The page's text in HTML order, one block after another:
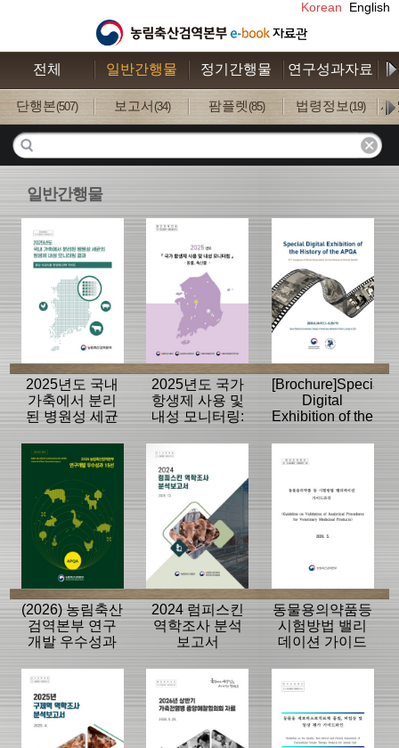
Korean English
전체 일반간행물 정기간행물 연구성과자료
단행본(507) 보고서 (34) 팜플렛 (85) 법령정보(19) 사
일반간행물
2025년도 국내
가축에서 분리
된 병원성 세균
모니터링 결과
2025년도 국가
항생제 사용 및
내성 모니터링:
[Brochure]Special
Digital
Exhibition of the
APQA
(2026) 농림축산
검역본부 연구
개발 우수성과
2024 럼피스킨
역학조사 분석
보고서
동물용의약품등
시험방법 밸리
데이션 가이드